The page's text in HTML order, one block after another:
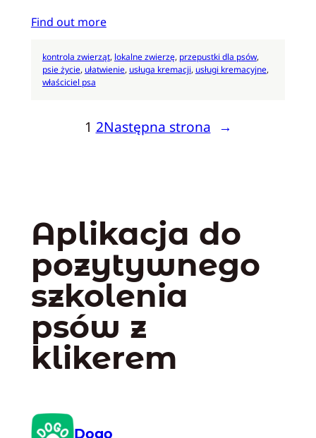
Find out more
kontrola zwierząt, lokalne zwierzę, przepustki dla psów
psie życie, ułatwienie, usługa kremacji, usługi kremacyjne
właściciel psa
1 2Następna strona →
Aplikacja do
pozytywnego
szkolenia
psów z
klikerem
Dogo